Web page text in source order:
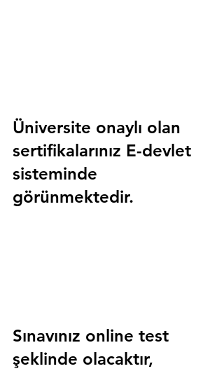
Üniversite onaylı olan
sertifikalarınız E-devlet
sisteminde
görünmektedir.
Sınavınız online test
şeklinde olacaktır,